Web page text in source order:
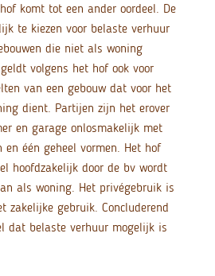
komt tot een ander oordeel. De
te kiezen voor belaste verhuur
die niet als woning
volgens het hof ook voor
van een gebouw dat voor het
dient. Partijen zijn het erover
en garage onlosmakelijk met
en één geheel vormen. Het hof
hoofdzakelijk door de bv wordt
als woning. Het privégebruik is
zakelijke gebruik. Concluderend
dat belaste verhuur mogelijk is